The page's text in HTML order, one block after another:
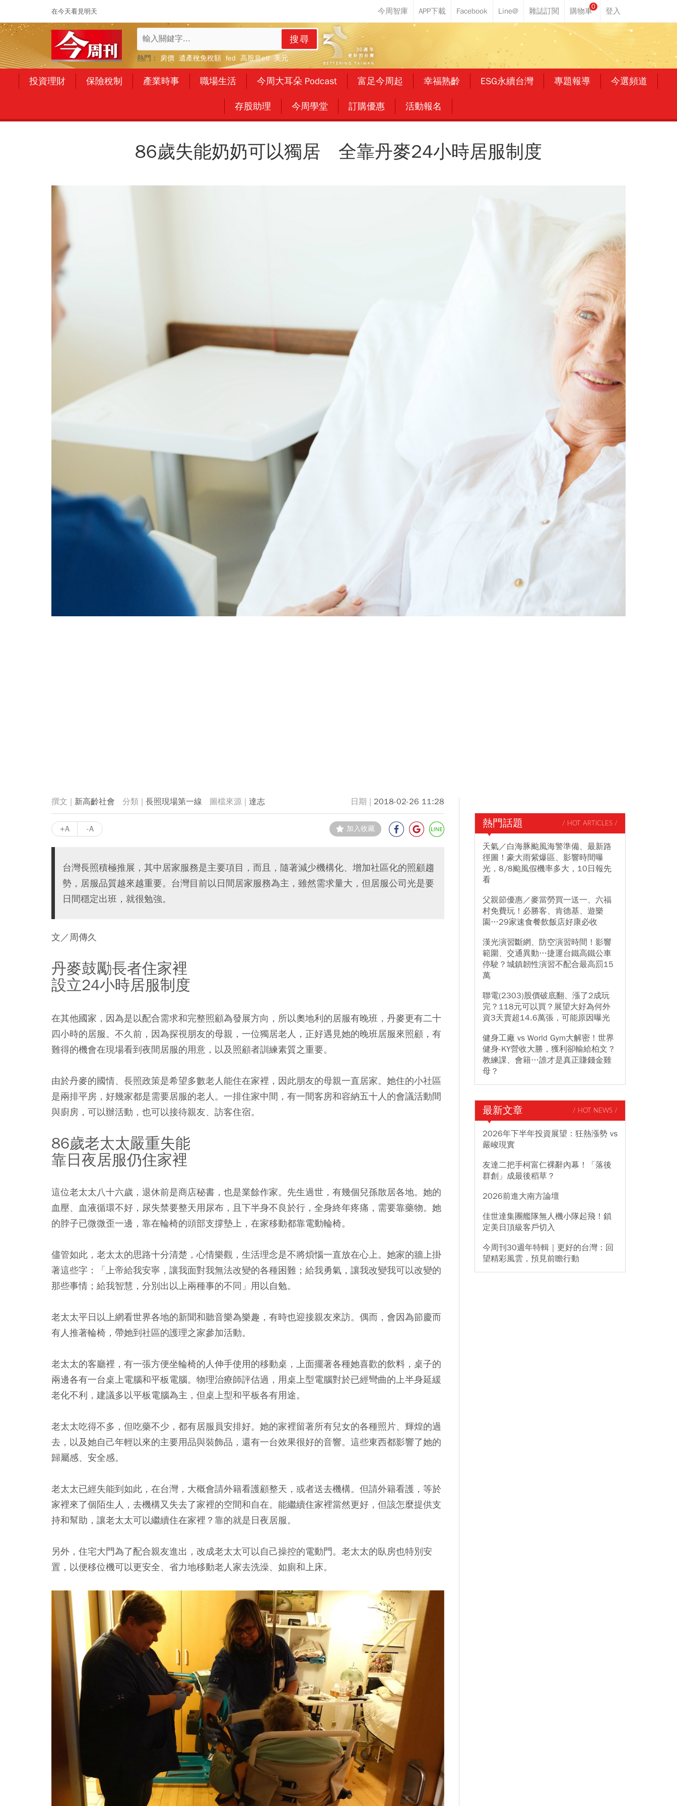
在今天看見明天
0
搜尋
熱門： 房價 遺產稅免稅額 fed 高股息etf 美元
投資理財 保險稅制 產業時事 職場生活 今周大耳朵 Podcast 富足今周起 幸福熟齡 ESG永續台灣 專題報導 今選頻道
存股助理 今周學堂 訂購優惠 活動報名
86歲失能奶奶可以獨居 全靠丹麥24小時居服制度
新高齡社會 長照現場第一線 達志 2018-02-26 11:28
+A -A 加入收藏
台灣長照積極推展，其中居家服務是主要項目，而且，隨著減少機構化、增加社區化的照顧趨
勢，居服品質越來越重要。台灣目前以日間居家服務為主，雖然需求量大，但居服公司光是要
日間穩定出班，就很勉強。
文／周傳久
丹麥鼓勵長者住家裡
設立24小時居服制度
在其他國家，因為是以配合需求和完整照顧為發展方向，所以奧地利的居服有晚班，丹麥更有二十
四小時的居服。不久前，因為探視朋友的母親，一位獨居老人，正好遇見她的晚班居服來照顧，有
難得的機會在現場看到夜間居服的用意，以及照顧者訓練素質之重要。
由於丹麥的國情、長照政策是希望多數老人能住在家裡，因此朋友的母親一直居家。她住的小社區
是兩排平房，好幾家都是需要居服的老人。一排住家中間，有一間客房和容納五十人的會議活動間
與廚房，可以辦活動，也可以接待親友、訪客住宿。
86歲老太太嚴重失能
靠日夜居服仍住家裡
這位老太太八十六歲，退休前是商店秘書，也是業餘作家。先生過世，有幾個兒孫散居各地。她的
血壓、血液循環不好，尿失禁要整天用尿布，且下半身不良於行，全身終年疼痛，需要靠藥物。她
的脖子已微微歪一邊，靠在輪椅的頭部支撐墊上，在家移動都靠電動輪椅。
儘管如此，老太太的思路十分清楚，心情樂觀，生活理念是不將煩惱一直放在心上。她家的牆上掛
著這些字：「上帝給我安寧，讓我面對我無法改變的各種困難；給我勇氣，讓我改變我可以改變的
那些事情；給我智慧，分別出以上兩種事的不同」用以自勉。
老太太平日以上網看世界各地的新聞和聽音樂為樂趣，有時也迎接親友來訪。偶而，會因為節慶而
有人推著輪椅，帶她到社區的護理之家參加活動。
老太太的客廳裡，有一張方便坐輪椅的人伸手使用的移動桌，上面擺著各種她喜歡的飲料，桌子的
兩邊各有一台桌上電腦和平板電腦。物理治療師評估過，用桌上型電腦對於已經彎曲的上半身延緩
老化不利，建議多以平板電腦為主，但桌上型和平板各有用途。
老太太吃得不多，但吃藥不少，都有居服員安排好。她的家裡留著所有兒女的各種照片、輝煌的過
去，以及她自己年輕以來的主要用品與裝飾品，還有一台效果很好的音響。這些東西都影響了她的
歸屬感、安全感。
老太太已經失能到如此，在台灣，大概會請外籍看護顧整天，或者送去機構。但請外籍看護，等於
家裡來了個陌生人，去機構又失去了家裡的空間和自在。能繼續住家裡當然更好，但該怎麼提供支
持和幫助，讓老太太可以繼續住在家裡？靠的就是日夜居服。
另外，住宅大門為了配合親友進出，改成老太太可以自己操控的電動門。老太太的臥房也特別安
置，以便移位機可以更安全、省力地移動老人家去洗澡、如廁和上床。
熱門話題 / HOT ARTICLES /
天氣／白海豚颱風海警準備、最新路
徑圖！豪大雨紫爆區、影響時間曝
光，8/8颱風假機率多大，10日報先
看
父親節優惠／麥當勞買一送一、六福
村免費玩！必勝客、肯德基、遊樂
園…29家速食餐飲飯店好康必收
漢光演習斷網、防空演習時間！影響
範圍、交通異動…捷運台鐵高鐵公車
停駛？城鎮韌性演習不配合最高罰15
萬
聯電(2303)股價破底翻、漲了2成玩
完？118元可以買？展望大好為何外
資3天賣超14.6萬張，可能原因曝光
健身工廠 vs World Gym大解密！世界
健身-KY營收大勝，獲利卻輸給柏文？
教練課、會籍…誰才是真正賺錢金雞
母？
最新文章 / HOT NEWS /
2026年下半年投資展望：狂熱漲勢 vs
嚴峻現實
友達二把手柯富仁裸辭內幕！「落後
群創」成最後稻草？
2026前進大南方論壇
佳世達集團艦隊無人機小隊起飛！鎖
定美日頂級客戶切入
今周刊30週年特輯｜更好的台灣：回
望精彩風雲，預見前瞻行動